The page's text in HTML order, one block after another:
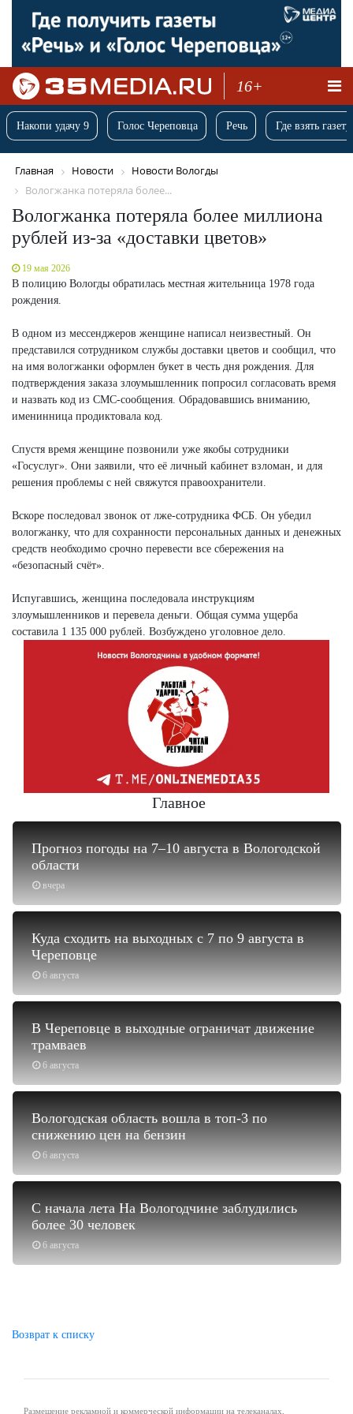
16+
Накопи удачу 9 Голос Череповца Речь Где взять
Главная Новости
Новости Вологды
Вологжанка потеряла более...
Вологжанка потеряла более миллиона
рублей из-за «доставки цветов»
19 мая 2026
В полицию Вологды обратилась местная жительница 1978 года
рождения.
В одном из мессенджеров женщине написал неизвестный. Он
представился сотрудником службы доставки цветов и сообщил, что
на имя вологжанки оформлен букет в честь дня рождения. Для
подтверждения заказа злоумышленник попросил согласовать время
и назвать код из СМС-сообщения. Обрадовавшись вниманию,
именинница продиктовала код.
Спустя время женщине позвонили уже якобы сотрудники
«Госуслуг». Они заявили, что её личный кабинет взломан, и для
решения проблемы с ней свяжутся правоохранители.
Вскоре последовал звонок от лже-сотрудника ФСБ. Он убедил
вологжанку, что для сохранности персональных данных и денежных
средств необходимо срочно перевести все сбережения на
«безопасный счёт».
Испугавшись, женщина последовала инструкциям
злоумышленников и перевела деньги. Общая сумма ущерба
составила 1 135 000 рублей. Возбуждено уголовное дело.
Главное
вчера
Прогноз погоды на 7–10 августа в Вологодской
области
6 августа
Куда сходить на выходных с 7 по 9 августа в
Череповце
6 августа
В Череповце в выходные ограничат движение
трамваев
6 августа
Вологодская область вошла в топ-3 по
снижению цен на бензин
6 августа
С начала лета На Вологодчине заблудились
более 30 человек
Возврат к списку
Размещение рекламной и коммерческой информации на телеканалах,